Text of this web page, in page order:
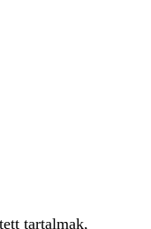
tartalmak,